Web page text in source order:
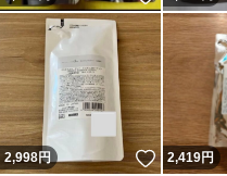
2,998円 いいね！
2,419円